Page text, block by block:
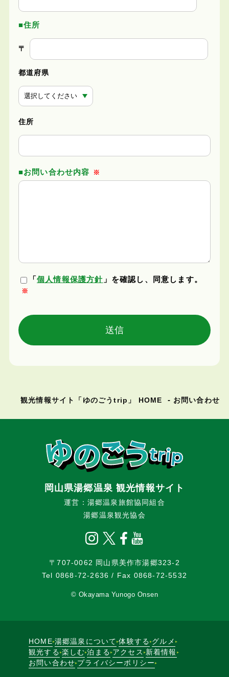
住所
〒
都道府県
住所
お問い合わせ内容 ※
「個人情報保護方針 」を確認し、同意します。
※
観光情報サイト「ゆのごうtrip」 HOME お問い合わせ
岡山県湯郷温泉 観光情報サイト
運営：湯郷温泉旅館協同組合
湯郷温泉観光協会
〒707-0062 岡山県美作市湯郷323-2
Tel 0868-72-2636 / Fax 0868-72-5532
© Okayama Yunogo Onsen
HOME 湯郷温泉について 体験する グルメ
観光する 楽しむ 泊まる アクセス 新着情報
お問い合わせ プライバシーポリシー